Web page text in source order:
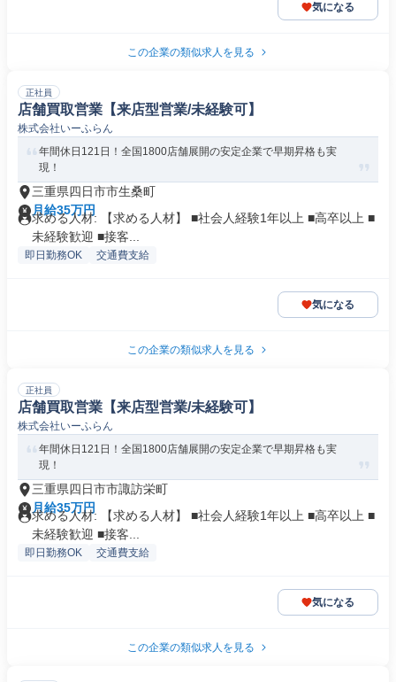
気になる
この企業の類似求人を見る
正社員
店舗買取営業【来店型営業/未経験可】
株式会社いーふらん
年間休日121日！全国1800店舗展開の安定企業で早期昇格も実
現！
三重県四日市市生桑町
月給35万円
求める人材: 【求める人材】 ■社会人経験1年以上 ■高卒以上 ■
未経験歓迎 ■接客...
即日勤務OK 交通費支給
気になる
この企業の類似求人を見る
正社員
店舗買取営業【来店型営業/未経験可】
株式会社いーふらん
年間休日121日！全国1800店舗展開の安定企業で早期昇格も実
現！
三重県四日市市諏訪栄町
月給35万円
求める人材: 【求める人材】 ■社会人経験1年以上 ■高卒以上 ■
未経験歓迎 ■接客...
即日勤務OK 交通費支給
気になる
この企業の類似求人を見る